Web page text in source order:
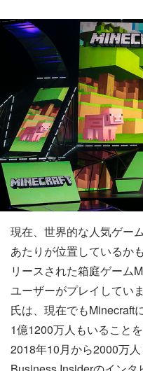
現在、世界的な人気ゲー
あたりが位置しているか
リースされた箱庭ゲーム
ユーザーがプレイしてい
氏は、現在でもMinecraft
1億1200万人もいること
2018年10月から2000万